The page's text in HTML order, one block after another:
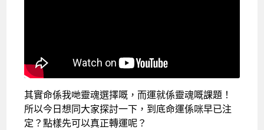
其實命係我哋靈魂選擇嘅，而運就係靈魂嘅課題！
所以今日想同大家探討一下，到底命運係咪早已注
定？點樣先可以真正轉運呢？